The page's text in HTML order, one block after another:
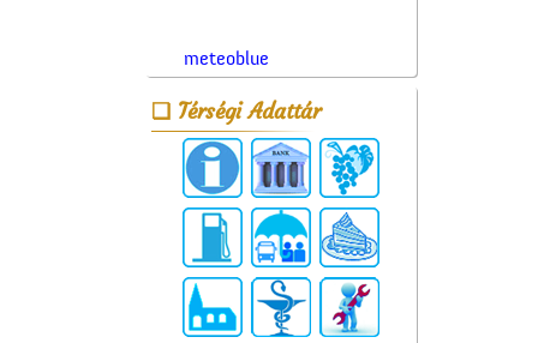
meteoblue
Térségi Adattár